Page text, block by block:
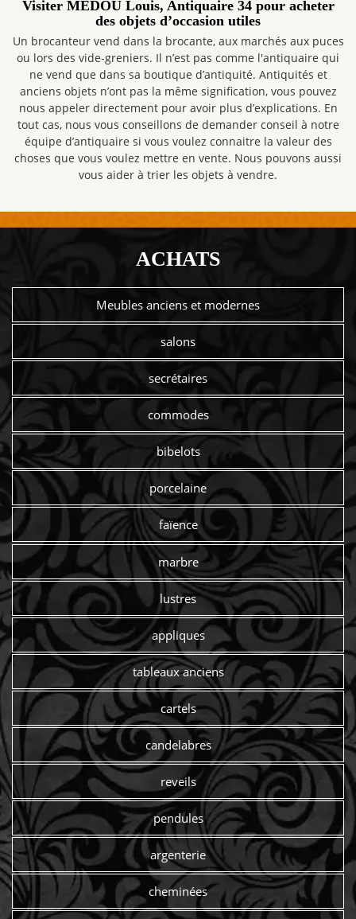
Visiter MEDOU Louis, Antiquaire 34 pour acheter
des objets d’occasion utiles
Un brocanteur vend dans la brocante, aux marchés aux puces
ou lors des vide-greniers. Il n’est pas comme l'antiquaire qui
ne vend que dans sa boutique d’antiquité. Antiquités et
anciens objets n’ont pas la même signification, vous pouvez
nous appeler directement pour avoir plus d’explications. En
tout cas, nous vous conseillons de demander conseil à notre
équipe d’antiquaire si vous voulez connaitre la valeur des
choses que vous voulez mettre en vente. Nous pouvons aussi
vous aider à trier les objets à vendre.
ACHATS
Meubles anciens et modernes
salons
secrétaires
commodes
bibelots
porcelaine
faïence
marbre
lustres
appliques
tableaux anciens
cartels
candelabres
reveils
pendules
argenterie
cheminées